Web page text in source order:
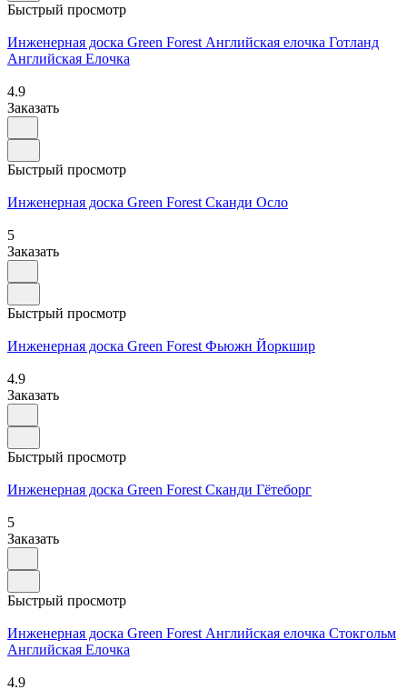
Быстрый просмотр
Инженерная доска Green Forest Английская елочка Готланд
Английская Елочка
4.9
Заказать
Быстрый просмотр
Инженерная доска Green Forest Сканди Осло
5
Заказать
Быстрый просмотр
Инженерная доска Green Forest Фьюжн Йоркшир
4.9
Заказать
Быстрый просмотр
Инженерная доска Green Forest Сканди Гётеборг
5
Заказать
Быстрый просмотр
Инженерная доска Green Forest Английская елочка Стокгольм
Английская Елочка
4.9